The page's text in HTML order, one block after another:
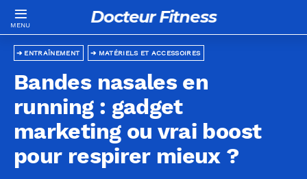
Docteur Fitness
MATÉRIELS ET ACCESSOIRES
ENTRAÎNEMENT
Bandes nasales en
running : gadget
marketing ou vrai boost
pour respirer mieux ?